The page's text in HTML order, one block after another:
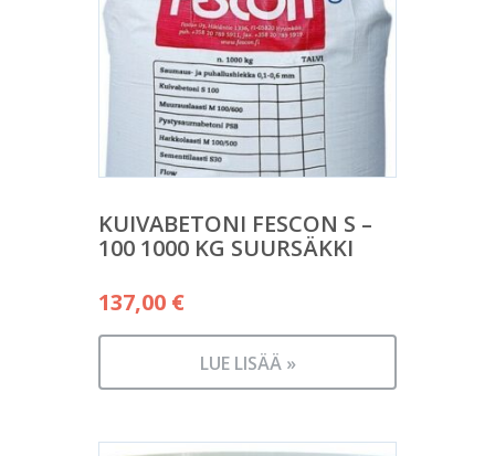
KUIVABETONI FESCON S –
100 1000 KG SUURSÄKKI
137,00 €
LUE LISÄÄ »